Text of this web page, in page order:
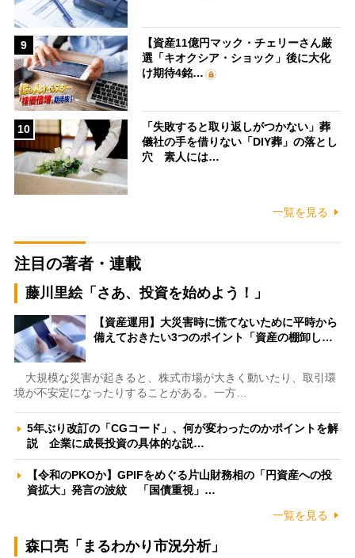
9
【資産11億円マック・チェリーさん厳
選「キオクシア・ショック」後に大化
け期待4銘…
10
「失敗すると取り返しがつかない」葬
儀社の手を借りない「DIY葬」の落とし
穴 素人には…
一覧を見る
注目の著者・連載
藤川里絵「さあ、投資を始めよう！」
【資産運用】大災害時に慌てないために平時から
備えておきたい3つのポイント「資産の棚卸し…
大規模な災害が起きると、株式市場が大きく動いたり、取引環
境が不安定になったりすることがある。一方…
5年ぶり改訂の「CGコード」、何が変わったのかポイントを解
説 企業に成長投資の具体的な説…
【令和のPKOか】GPIFをめぐる片山財務相の「円資産への投
資拡大」発言の波紋 「国債重視」…
一覧を見る
森口亮「まるわかり市況分析」